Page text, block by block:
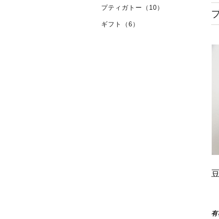
プティガトー（10）
ギフト（6）